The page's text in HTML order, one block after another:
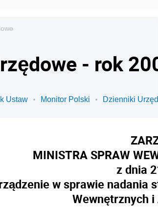
- rok
Ustaw Monitor Polski Dzienniki
MINISTRA SPRAW
z dnia
w sprawie nadania
Wewnętrznych